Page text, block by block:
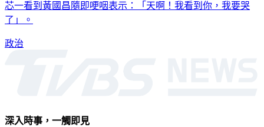
芯一看到黃國昌隨即哽咽表示：「天啊！我看到你，我要哭
了」。
政治
深入時事，一觸即見